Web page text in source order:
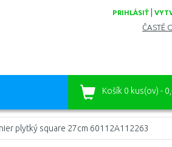
PRIHLÁSIŤ
ČASTÉ
Košík 0 kus(ov) -
plytký square 27cm 60112A112263